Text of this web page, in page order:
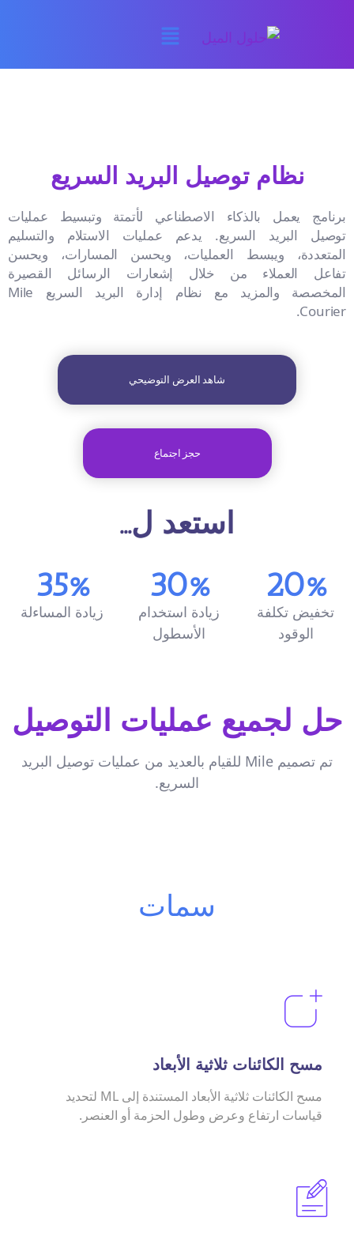
نظام توصيل البريد السريع
برنامج يعمل بالذكاء الاصطناعي لأتمتة وتبسيط عمليات
توصيل البريد السريع. يدعم عمليات الاستلام والتسليم
المتعددة، ويبسط العمليات، ويحسن المسارات، ويحسن
تفاعل العملاء من خلال إشعارات الرسائل القصيرة
المخصصة والمزيد مع نظام إدارة البريد السريع Mile
Courier.
شاهد العرض التوضيحي
حجز اجتماع
استعد ل...
20%
30%
35%
تخفيض تكلفة
الوقود
زيادة استخدام
الأسطول
زيادة المساءلة
حل لجميع عمليات التوصيل
تم تصميم Mile للقيام بالعديد من عمليات توصيل البريد
السريع.
سمات
مسح الكائنات ثلاثية الأبعاد
مسح الكائنات ثلاثية الأبعاد المستندة إلى ML لتحديد
قياسات ارتفاع وعرض وطول الحزمة أو العنصر.